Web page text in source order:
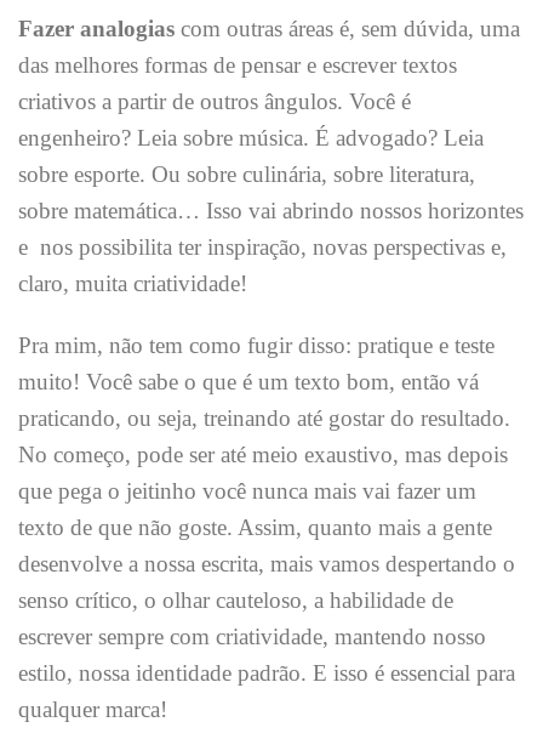
Fazer analogias com outras áreas é, sem dúvida, uma
das melhores formas de pensar e escrever textos
criativos a partir de outros ângulos. Você é
engenheiro? Leia sobre música. É advogado? Leia
sobre esporte. Ou sobre culinária, sobre literatura,
sobre matemática… Isso vai abrindo nossos horizontes
e nos possibilita ter inspiração, novas perspectivas e,
claro, muita criatividade!
Pra mim, não tem como fugir disso: pratique e teste
muito! Você sabe o que é um texto bom, então vá
praticando, ou seja, treinando até gostar do resultado.
No começo, pode ser até meio exaustivo, mas depois
que pega o jeitinho você nunca mais vai fazer um
texto de que não goste. Assim, quanto mais a gente
desenvolve a nossa escrita, mais vamos despertando o
senso crítico, o olhar cauteloso, a habilidade de
escrever sempre com criatividade, mantendo nosso
estilo, nossa identidade padrão. E isso é essencial para
qualquer marca!